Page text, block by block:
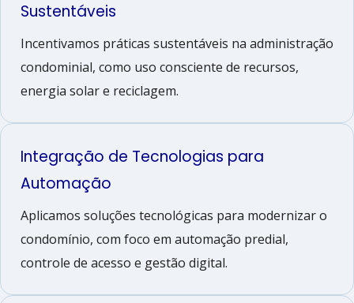
Sustentáveis
Incentivamos práticas sustentáveis na administração
condominial, como uso consciente de recursos,
energia solar e reciclagem.
Integração de Tecnologias para
Automação
Aplicamos soluções tecnológicas para modernizar o
condomínio, com foco em automação predial,
controle de acesso e gestão digital.